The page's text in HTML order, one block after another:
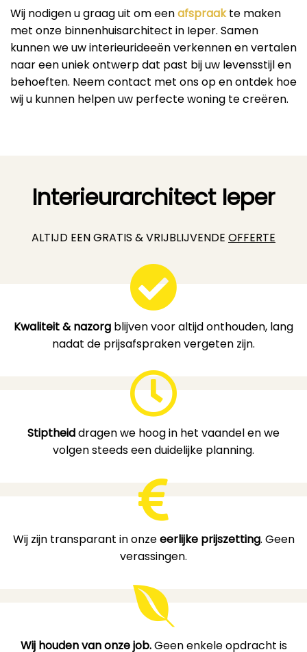
Wij nodigen u graag uit om eenafspraakte maken
met onze binnenhuisarchitect in Ieper. Samen
kunnen we uw interieurideeën verkennen en vertalen
naar een uniek ontwerp dat past bij uw levensstijl en
behoeften. Neem contact met ons op en ontdek hoe
wij u kunnen helpen uw perfecte woning te creëren.
Interieurarchitect Ieper
ALTIJD EEN GRATIS & VRIJBLIJVENDE OFFERTE
Kwaliteit & nazorg blijven voor altijd onthouden, lang
nadat de prijsafspraken vergeten zijn.
Stiptheiddragen we hoog in het vaandel en we
volgen steeds een duidelijke planning.
Wij zijn transparant in onzeeerlijke prijszetting. Geen
verassingen.
Wij houden van onze job.Geen enkele opdracht is